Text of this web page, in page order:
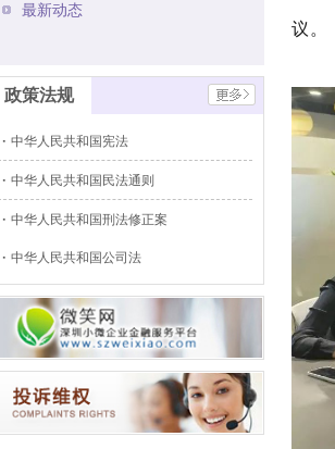
最新动态
政策法规
中华人民共和国宪法
中华人民共和国民法通则
中华人民共和国刑法修正案
中华人民共和国公司法
议。